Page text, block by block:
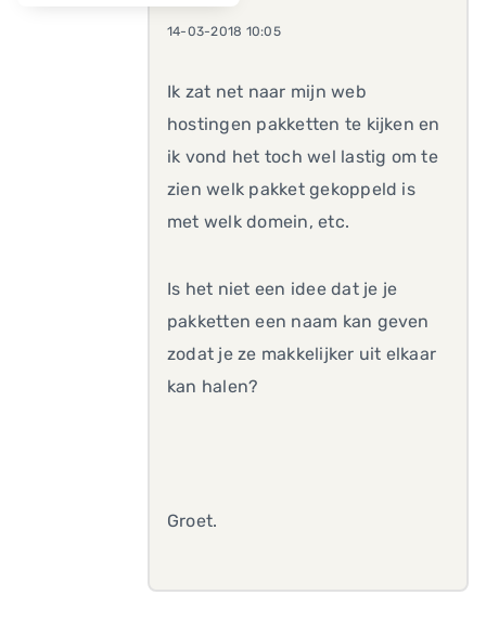
14-03-2018 10:05
Ik zat net naar mijn web
hostingen pakketten te kijken en
ik vond het toch wel lastig om te
zien welk pakket gekoppeld is
met welk domein, etc.
Is het niet een idee dat je je
pakketten een naam kan geven
zodat je ze makkelijker uit elkaar
kan halen?
Groet.